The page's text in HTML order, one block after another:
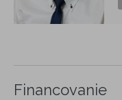
Financovanie